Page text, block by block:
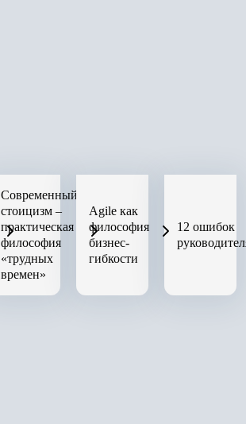
Современный
стоицизм –
практическая
философия
«трудных
времен»
Agile как
философия
бизнес-
гибкости
12 ошибок